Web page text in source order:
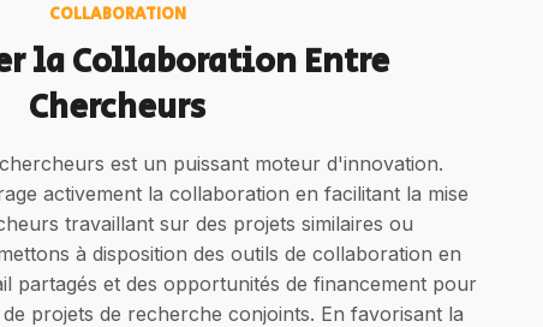
COLLABORATION
la Collaboration Entre
Chercheurs
est un puissant moteur d'innovation.
activement la collaboration en facilitant la mise
travaillant sur des projets similaires ou
à disposition des outils de collaboration en
partagés et des opportunités de financement pour
projets de recherche conjoints. En favorisant la